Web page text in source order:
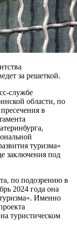
за решеткой.
службе
области, по
в
туризма»
заключения под
по подозрению в
2024 года она
Именно
туристическом